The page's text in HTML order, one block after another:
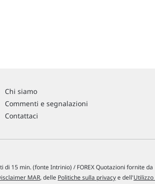
Chi siamo
Commenti e segnalazioni
Contattaci
di 15 min. (fonte Intrinio) / FOREX Quotazioni fornite da
MAR, delle Politiche sulla privacye dell'